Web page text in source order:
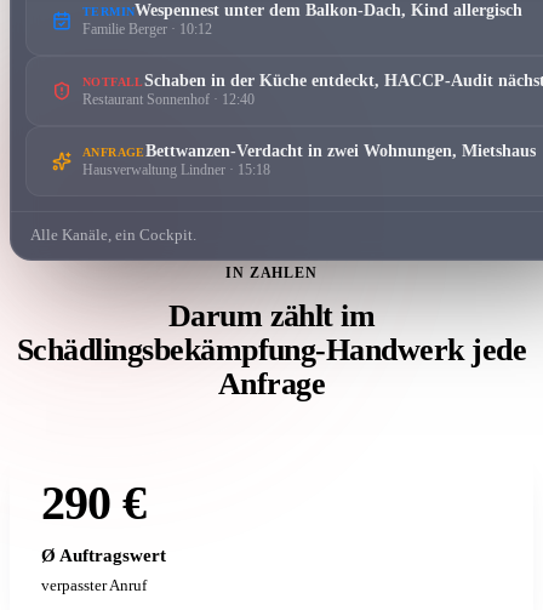
TERMINWespennest unter dem Balkon-Dach, Kind allergisch
Familie Berger · 10:12
NOTFALLSchaben in der Küche entdeckt, HACCP-Audit
Restaurant Sonnenhof · 12:40
ANFRAGEBettwanzen-Verdacht in zwei Wohnungen, Mietshaus
Hausverwaltung Lindner · 15:18
Alle Kanäle, ein Cockpit.
IN ZAHLEN
Darum zählt im
Schädlingsbekämpfung-Handwerk jede
Anfrage
290 €
Ø Auftragswert
verpasster Anruf